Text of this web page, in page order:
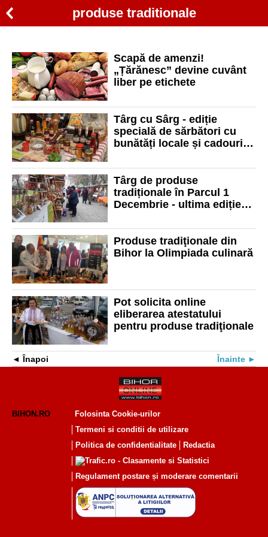
produse traditionale
Scapă de amenzi!
„Țărănesc” devine cuvânt
liber pe etichete
Târg cu Sârg - ediție
specială de sărbători cu
bunătăți locale și cadouri
Târg de produse
tradiționale în Parcul 1
Decembrie - ultima ediție
Produse tradiţionale din
Bihor la Olimpiada culinară
Pot solicita online
eliberarea atestatului
pentru produse tradiţionale
Înapoi Înainte
BIHON.RO
Folosinta Cookie-urilor
Termeni si conditii de utilizare
Politica de confidentialitate
Redactia
Regulament postare și moderare comentarii